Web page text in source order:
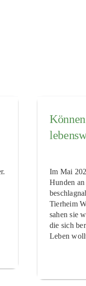
Im Mai
Hunden
Tierheim
sahen sie
die sich
Leben